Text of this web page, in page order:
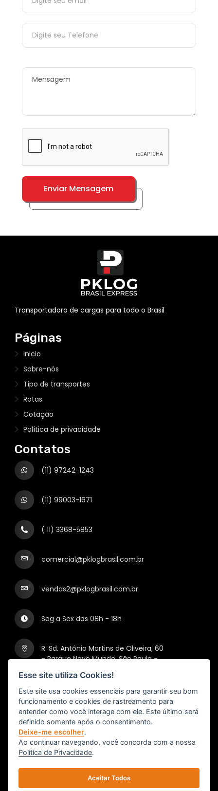
Enviar Mensagem
Transportadora de cargas para todo o Brasil
Páginas
Inicio
Sobre-nós
Tipo de transportes
Rotas
Cotação
Política de privacidade
Contatos
(11) 97242-1243
(11) 99003-1671
( 11) 3368-5853
comercial@pklogbrasil.com.br
vendas2@pklogbrasil.com.br
Seg a Sex das 08h - 18h
R. Sd. Antônio Martins de Oliveira, 60
- Parque Novo Mundo, São Paulo -
Mapa
Esse site utiliza Cookies!
Este site usa cookies essenciais para garantir seu bom
funcionamento e cookies de rastreamento para
entender como você interage com ele. Este último será
definido somente após o consentimento.
Deixe-me escolher.
Ao continuar navegando, você concorda com a nossa
Política de Privacidade.
Aceitar Todos